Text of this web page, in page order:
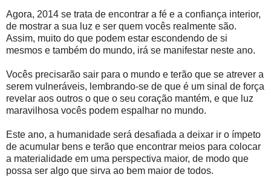
Agora, 2014 se trata de encontrar a fé e a confiança interior,
de mostrar a sua luz e ser quem vocês realmente são.
Assim, muito do que podem estar escondendo de si
mesmos e também do mundo, irá se manifestar neste ano.
Vocês precisarão sair para o mundo e terão que se atrever a
serem vulneráveis, lembrando-se de que é um sinal de força
revelar aos outros o que o seu coração mantém, e que luz
maravilhosa vocês podem espalhar no mundo.
Este ano, a humanidade será desafiada a deixar ir o ímpeto
de acumular bens e terão que encontrar meios para colocar
a materialidade em uma perspectiva maior, de modo que
possa ser algo que sirva ao bem maior de todos.